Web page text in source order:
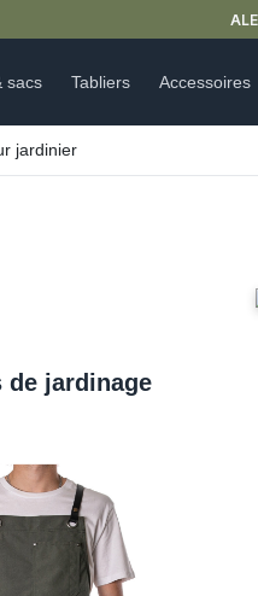
sacs Tabliers Accessoires
jardinier
de jardinage